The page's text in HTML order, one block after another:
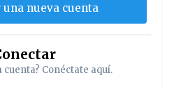
nueva cuenta
cuenta? Conéctate aquí.